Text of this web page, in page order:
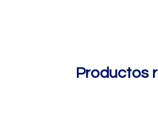
Productos